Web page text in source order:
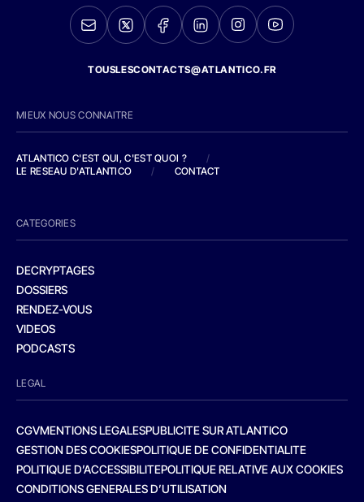
TOUSLESCONTACTS@ATLANTICO.FR
MIEUX NOUS CONNAITRE
ATLANTICO C'EST QUI, C'EST QUOI ?
/
LE RESEAU D'ATLANTICO
/ CONTACT
CATEGORIES
DECRYPTAGES
DOSSIERS
RENDEZ-VOUS
VIDEOS
PODCASTS
LEGAL
CGVMENTIONS LEGALESPUBLICITE SUR ATLANTICO
GESTION DES COOKIESPOLITIQUE DE CONFIDENTIALITE
POLITIQUE D’ACCESSIBILITEPOLITIQUE RELATIVE AUX COOKIES
CONDITIONS GENERALES D’UTILISATION